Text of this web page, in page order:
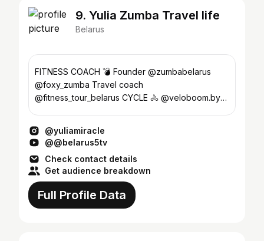
9. Yulia Zumba Travel life
Belarus
FITNESS COACH 💣 Founder @zumbabelarus
@foxy_zumba Travel coach
@fitness_tour_belarus CYCLE 🚴 @veloboom.by
@yuliamiracle
@@belarus5tv
Check contact details
Get audience breakdown
Full Profile Data